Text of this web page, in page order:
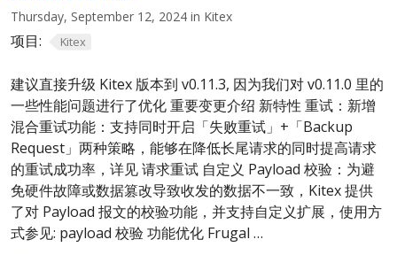
Thursday, September 12, 2024 in Kitex
项目: Kitex
建议直接升级 Kitex 版本到 v0.11.3, 因为我们对 v0.11.0 里的
一些性能问题进行了优化 重要变更介绍 新特性 重试：新增
混合重试功能：支持同时开启「失败重试」+「Backup
Request」两种策略，能够在降低长尾请求的同时提高请求
的重试成功率，详见 请求重试 自定义 Payload 校验：为避
免硬件故障或数据篡改导致收发的数据不一致，Kitex 提供
了对 Payload 报文的校验功能，并支持自定义扩展，使用方
式参见: payload 校验 功能优化 Frugal …